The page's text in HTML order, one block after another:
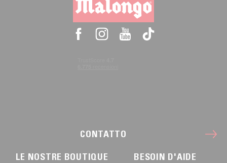
CONTATTO
LE NOSTRE BOUTIQUE BESOIN D'AIDE